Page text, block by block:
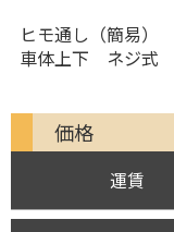
ヒモ通し（簡易）
車体上下 ネジ式
価格
運賃